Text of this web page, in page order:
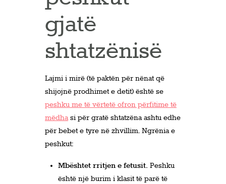
gjatë
shtatzënisë
Lajmi i mirë (të paktën për nënat që
shijojnë prodhimet e detit) është se
peshku me të vërtetë ofron përfitime të
mëdhasi për gratë shtatzëna ashtu edhe
për bebet e tyre në zhvillim. Ngrënia e
peshkut:
Mbështet rritjen e fetusit. Peshku
është një burim i klasit të parë të